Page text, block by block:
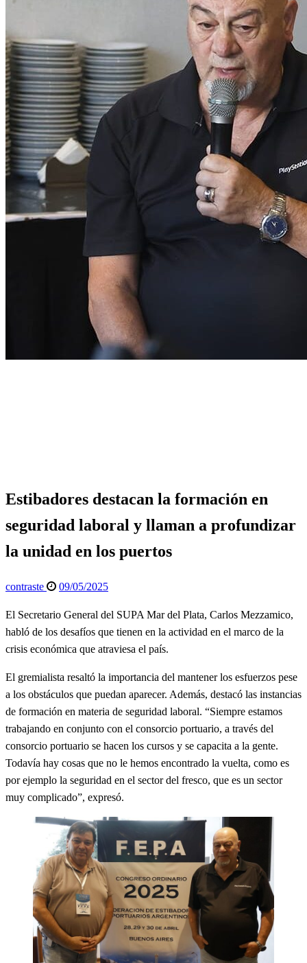
Estibadores destacan la formación en
seguridad laboral y llaman a profundizar
la unidad en los puertos
contraste
Publicado
09/05/2025
El Secretario General del SUPA Mar del Plata, Carlos Mezzamico,
habló de los desafíos que tienen en la actividad en el marco de la
crisis económica que atraviesa el país.
El gremialista resaltó la importancia del mantener los esfuerzos pese
a los obstáculos que puedan aparecer. Además, destacó las instancias
de formación en materia de seguridad laboral. “Siempre estamos
trabajando en conjunto con el consorcio portuario, a través del
consorcio portuario se hacen los cursos y se capacita a la gente.
Todavía hay cosas que no le hemos encontrado la vuelta, como es
por ejemplo la seguridad en el sector del fresco, que es un sector
muy complicado”, expresó.